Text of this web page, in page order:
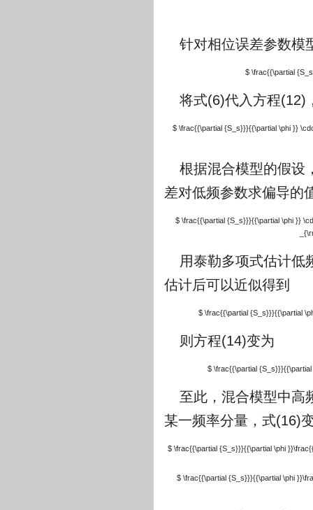
针对相位误差参数模
$ \frac{{\partial
将式(6)代入方程(12)
$ \frac{{\partial {S_s}}}{{\partial \phi }}
根据混合模型的假设
差对低频参数求偏导的
$ \frac{{\partial {S_s}}}{{\partial \phi }}
用泰勒多项式估计低
估计后可以近似得到
$ \frac{{\partial {S_s}}}{{\partial
则方程(14)变为
$ \frac{{\partial
至此，混合模型中高
某一频率分量，式(16)
$ \frac{{\partial {S_s}}}{{\partial \phi
$ \frac{{\partial {S_s}}}{{\partial \phi